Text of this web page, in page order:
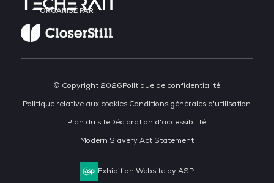
ORGANISÉ PAR
© Copyright 2026Politique de confidentialité
Politique relative aux cookies Conditions générales d'utilisation
Plan du siteDéclaration d'accessibilité
Modern Slavery Act Statement
Exhibition Website by ASP